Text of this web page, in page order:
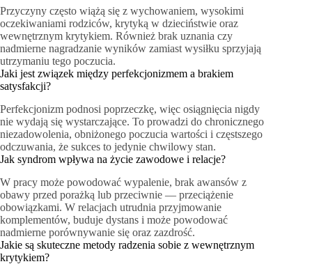
Przyczyny często wiążą się z wychowaniem, wysokimi
oczekiwaniami rodziców, krytyką w dzieciństwie oraz
wewnętrznym krytykiem. Również brak uznania czy
nadmierne nagradzanie wyników zamiast wysiłku sprzyjają
utrzymaniu tego poczucia.
Jaki jest związek między perfekcjonizmem a brakiem
satysfakcji?
Perfekcjonizm podnosi poprzeczkę, więc osiągnięcia nigdy
nie wydają się wystarczające. To prowadzi do chronicznego
niezadowolenia, obniżonego poczucia wartości i częstszego
odczuwania, że sukces to jedynie chwilowy stan.
Jak syndrom wpływa na życie zawodowe i relacje?
W pracy może powodować wypalenie, brak awansów z
obawy przed porażką lub przeciwnie — przeciążenie
obowiązkami. W relacjach utrudnia przyjmowanie
komplementów, buduje dystans i może powodować
nadmierne porównywanie się oraz zazdrość.
Jakie są skuteczne metody radzenia sobie z wewnętrznym
krytykiem?